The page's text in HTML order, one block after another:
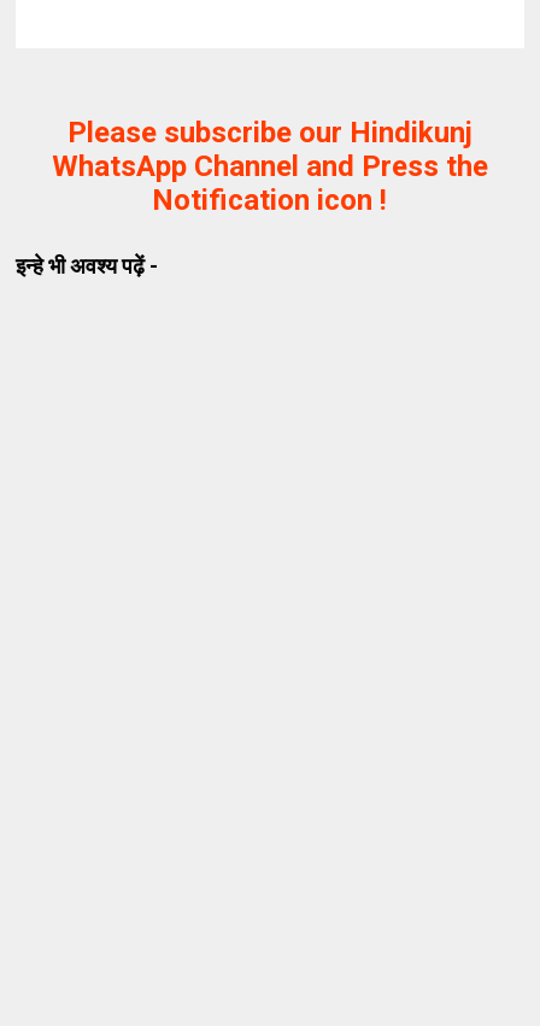
Please subscribe our Hindikunj
WhatsApp Channel and Press the
Notification icon !
इन्हे भी अवश्य पढ़ें -